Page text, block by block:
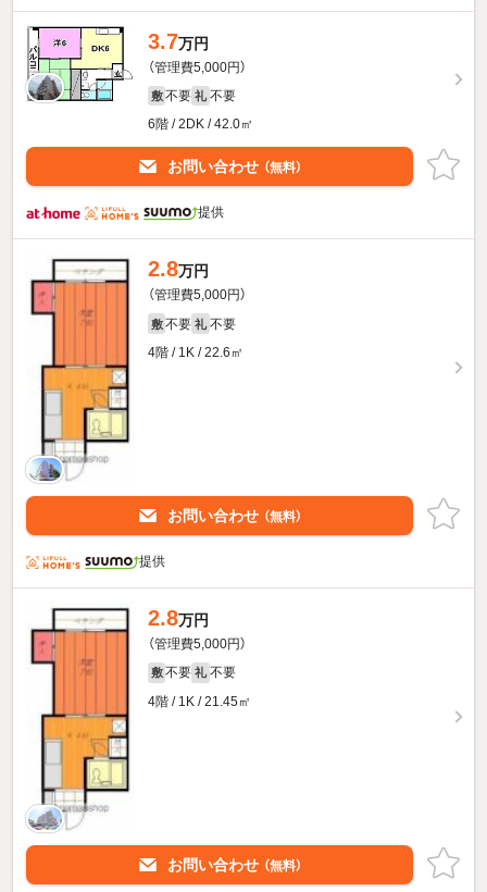
3.7万円
（管理費5,000円）
敷 不要 礼 不要
6階 / 2DK / 42.0㎡
お問い合わせ （無料）
提供
2.8万円
（管理費5,000円）
敷 不要 礼 不要
4階 / 1K / 22.6㎡
お問い合わせ （無料）
提供
2.8万円
（管理費5,000円）
敷 不要 礼 不要
4階 / 1K / 21.45㎡
お問い合わせ （無料）